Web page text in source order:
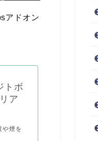
アドオン
トボ
ア
煙を